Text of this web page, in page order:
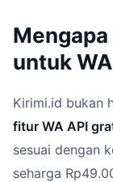
untuk
Kirimi.id bukan
fitur WA API
sesuai dengan
seharga